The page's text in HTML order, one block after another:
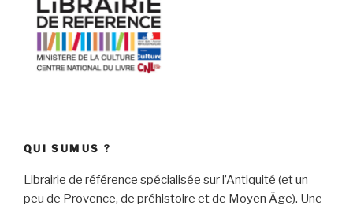
QUI SUMUS ?
Librairie de référence spécialisée sur l’Antiquité (et un
peu de Provence, de préhistoire et de Moyen Âge). Une